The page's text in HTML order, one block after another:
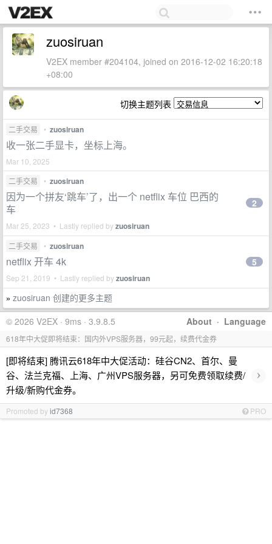
zuosiruan
V2EX member #204104, joined on 2016-12-02 16:20:18
+08:00
切换主题列表
二手交易 • zuosiruan
收一张二手显卡，坐标上海。
Mar 10, 2025
二手交易
• zuosiruan
因为一个拼友‘跳车’了，出一个 netflix 车位 巴西的
车
Mar 25, 2023 • Lastly replied byzuosiruan
2
二手交易 • zuosiruan
netflix 开车 4k
Sep 21, 2019 • Lastly replied byzuosiruan
5
» zuosiruan 创建的更多主题
About · Language
© 2026 V2EX · 9ms · 3.9.8.5
618年中大促即将结束：国内外VPS服务器，99元起，续费代金券
[即将结束] 腾讯云618年中大促活动：硅谷CN2、首尔、曼
谷、法兰克福、上海、广州VPS服务器，另可免费领取续费/
升级/新购代金券。
›
Promoted byid7368 PRO